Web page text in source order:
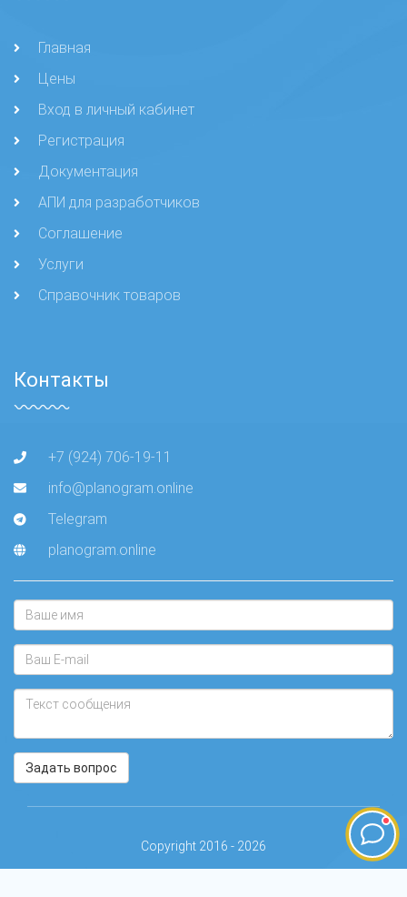
Главная
Цены
Вход в личный кабинет
Регистрация
Документация
АПИ для разработчиков
Соглашение
Услуги
Справочник товаров
Контакты
+7 (924) 706-19-11
info@planogram.online
Telegram
planogram.online
Задать вопрос
Copyright 2016 - 2026